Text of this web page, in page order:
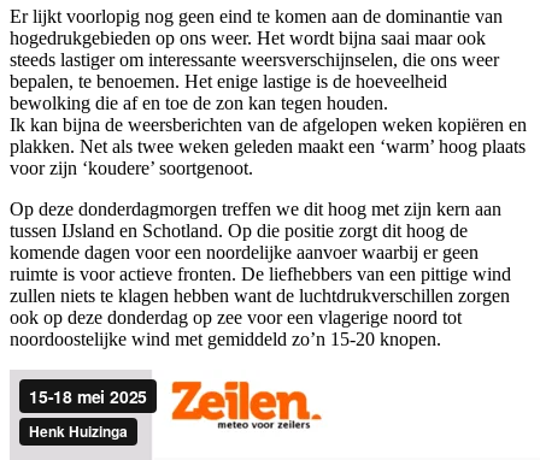
Er lijkt voorlopig nog geen eind te komen aan de dominantie van
hogedrukgebieden op ons weer. Het wordt bijna saai maar ook
steeds lastiger om interessante weersverschijnselen, die ons weer
bepalen, te benoemen. Het enige lastige is de hoeveelheid
bewolking die af en toe de zon kan tegen houden.
Ik kan bijna de weersberichten van de afgelopen weken kopiëren en
plakken. Net als twee weken geleden maakt een ‘warm’ hoog plaats
voor zijn ‘koudere’ soortgenoot.
Op deze donderdagmorgen treffen we dit hoog met zijn kern aan
tussen IJsland en Schotland. Op die positie zorgt dit hoog de
komende dagen voor een noordelijke aanvoer waarbij er geen
ruimte is voor actieve fronten. De liefhebbers van een pittige wind
zullen niets te klagen hebben want de luchtdrukverschillen zorgen
ook op deze donderdag op zee voor een vlagerige noord tot
noordoostelijke wind met gemiddeld zo’n 15-20 knopen.